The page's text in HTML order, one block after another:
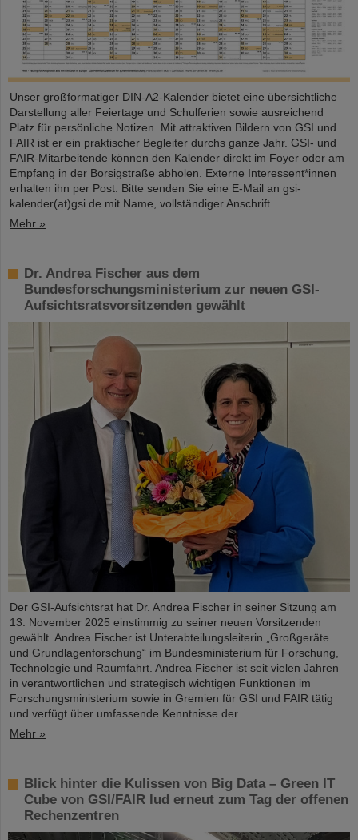
Unser großformatiger DIN-A2-Kalender bietet eine übersichtliche
Darstellung aller Feiertage und Schulferien sowie ausreichend
Platz für persönliche Notizen. Mit attraktiven Bildern von GSI und
FAIR ist er ein praktischer Begleiter durchs ganze Jahr. GSI- und
FAIR-Mitarbeitende können den Kalender direkt im Foyer oder am
Empfang in der Borsigstraße abholen. Externe Interessent*innen
erhalten ihn per Post: Bitte senden Sie eine E-Mail an gsi-
kalender(at)gsi.de mit Name, vollständiger Anschrift…
Mehr »
Dr. Andrea Fischer aus dem
Bundesforschungsministerium zur neuen GSI-
Aufsichtsratsvorsitzenden gewählt
Der GSI-Aufsichtsrat hat Dr. Andrea Fischer in seiner Sitzung am
13. November 2025 einstimmig zu seiner neuen Vorsitzenden
gewählt. Andrea Fischer ist Unterabteilungsleiterin „Großgeräte
und Grundlagenforschung“ im Bundesministerium für Forschung,
Technologie und Raumfahrt. Andrea Fischer ist seit vielen Jahren
in verantwortlichen und strategisch wichtigen Funktionen im
Forschungsministerium sowie in Gremien für GSI und FAIR tätig
und verfügt über umfassende Kenntnisse der…
Mehr »
Blick hinter die Kulissen von Big Data – Green IT
Cube von GSI/FAIR lud erneut zum Tag der offenen
Rechenzentren